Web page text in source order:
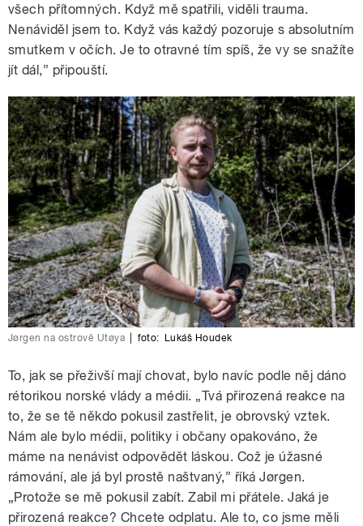
všech přítomných. Když mě spatřili, viděli trauma.
Nenáviděl jsem to. Když vás každý pozoruje s absolutním
smutkem v očích. Je to otravné tím spíš, že vy se snažíte
jít dál,” připouští.
Jørgen na ostrově Utøya foto: Lukáš Houdek
To, jak se přeživší mají chovat, bylo navíc podle něj dáno
rétorikou norské vlády a médii. „Tvá přirozená reakce na
to, že se tě někdo pokusil zastřelit, je obrovský vztek.
Nám ale bylo médii, politiky i občany opakováno, že
máme na nenávist odpovědět láskou. Což je úžasné
rámování, ale já byl prostě naštvaný,” říká Jørgen.
„Protože se mě pokusil zabít. Zabil mi přátele. Jaká je
přirozená reakce? Chcete odplatu. Ale to, co jsme měli